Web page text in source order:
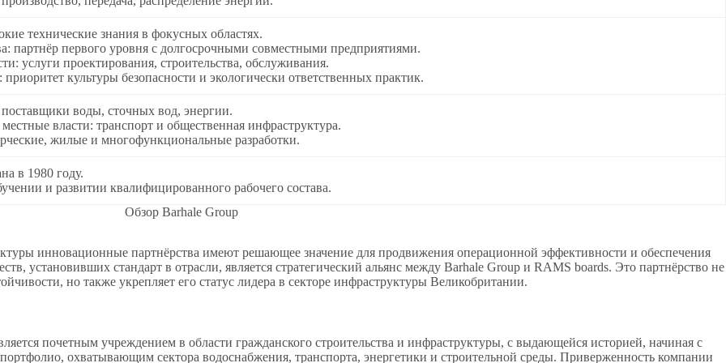
технические знания в фокусных областях.
партнёр первого уровня с долгосрочными совместными предприятиями.
услуги проектирования, строительства, обслуживания.
культуры безопасности и экологически ответственных практик.
воды, сточных вод, энергии.
власти: транспорт и общественная инфраструктура.
жилые и многофункциональные разработки.
в 1980 году.
и развитии квалифицированного рабочего состава.
Обзор Barhale Group
инновационные партнёрства имеют решающее значение для продвижения операционной эффективности и обеспечения
установивших стандарт в отрасли, является стратегический альянс между Barhale Group и RAMS boards. Это партнёрство не
но также укрепляет его статус лидера в секторе инфраструктуры Великобритании.
почетным учреждением в области гражданского строительства и инфраструктуры, с выдающейся историей, начиная с
охватывающим сектора водоснабжения, транспорта, энергетики и строительной среды. Приверженность компании